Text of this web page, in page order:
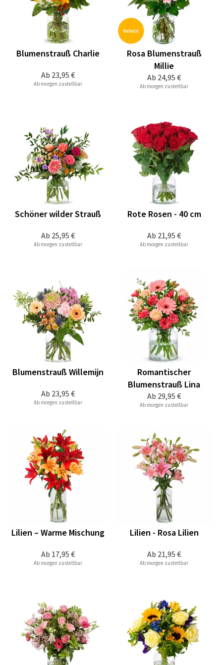
Ab 23,95 €
Blumenstrauß Charlie
Ab morgen zustellbar
Ab 24,95 €
Rosa Blumenstrauß
Millie
Ab morgen zustellbar
Ab 25,95 €
Schöner wilder Strauß
Ab morgen zustellbar
Ab 21,95 €
Rote Rosen - 40 cm
Ab morgen zustellbar
Ab 23,95 €
Blumenstrauß Willemijn
Ab morgen zustellbar
Ab 29,95 €
Romantischer
Blumenstrauß Lina
Ab morgen zustellbar
Ab 17,95 €
Lilien – Warme Mischung
Ab morgen zustellbar
Ab 21,95 €
Lilien - Rosa Lilien
Ab morgen zustellbar